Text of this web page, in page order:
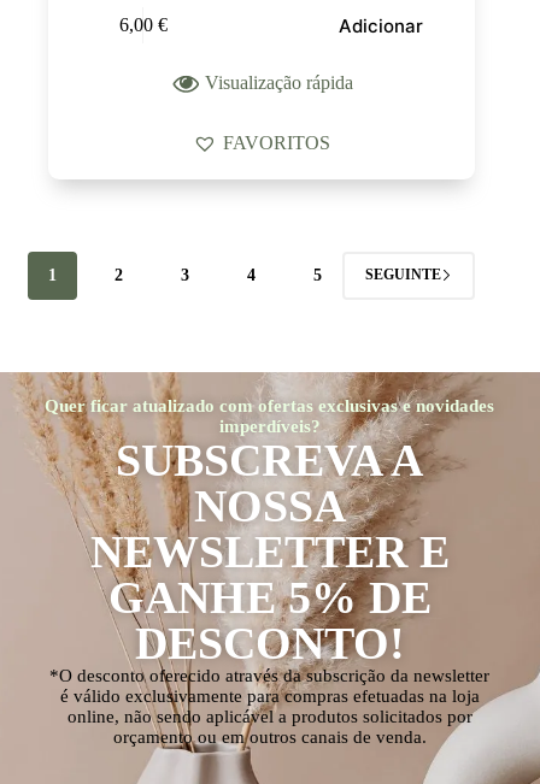
6,00 € Adicionar
Visualização rápida
FAVORITOS
1 2 3 4 5 SEGUINTE
Quer ficar atualizado com ofertas exclusivas e novidades
imperdíveis?
SUBSCREVA A
NOSSA
NEWSLETTER E
GANHE 5% DE
DESCONTO!
*O desconto oferecido através da subscrição da newsletter
é válido exclusivamente para compras efetuadas na loja
online, não sendo aplicável a produtos solicitados por
orçamento ou em outros canais de venda.